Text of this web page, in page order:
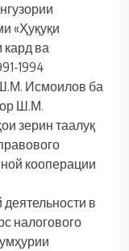
«Ҳуқуқи
кард ва
1994
Исмоилов ба
Ш.М.
зерин таалуқ
кооперации
в
налогового